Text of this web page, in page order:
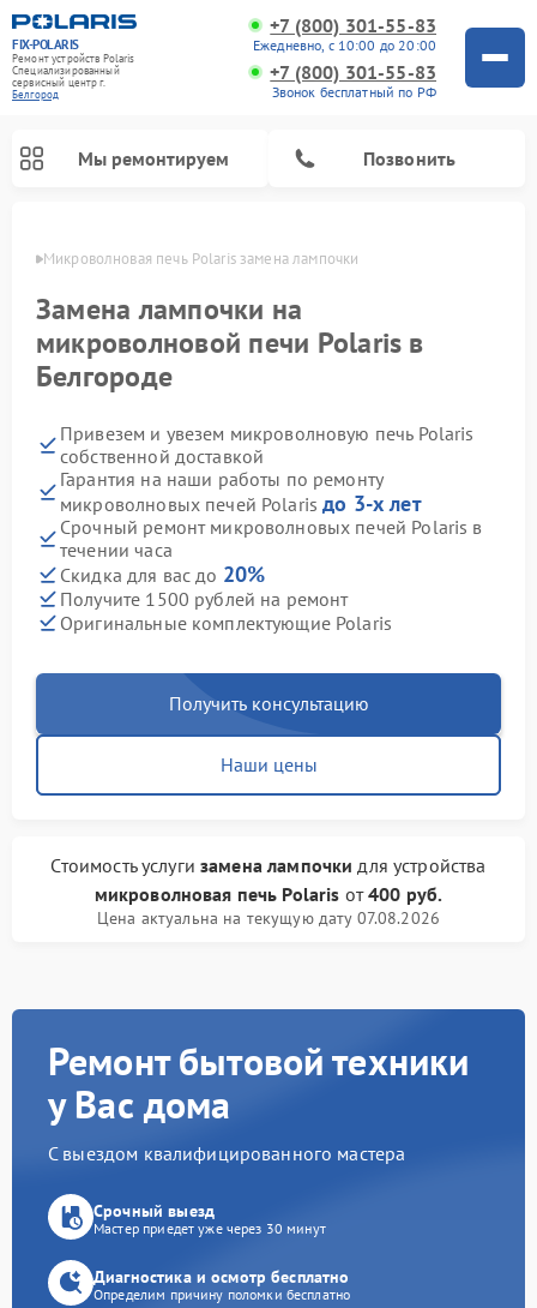
FIX-POLARIS
Ремонт устройств Polaris
Специализированный
cервисный центр г.
Белгород
+7 (800) 301-55-83
Ежедневно, с 10:00 до 20:00
+7 (800) 301-55-83
Звонок бесплатный по РФ
Мы ремонтируем Позвонить
Микроволновая печь Polaris замена лампочки
Замена лампочки на
микроволновой печи Polaris в
Белгороде
Привезем и увезем микроволновую печь Polaris
собственной доставкой
Гарантия на наши работы по ремонту
микроволновых печей Polarisдо 3-х лет
Срочный ремонт микроволновых печей Polaris в
течении часа
Скидка для вас до 20%
Получите 1500 рублей на ремонт
Оригинальные комплектующие Polaris
Получить консультацию
Наши цены
Стоимость услугизамена лампочки для устройства
микроволновая печь Polaris от400 руб.
Цена актуальна на текущую дату 07.08.2026
Ремонт бытовой техники
у Вас дома
С выездом квалифицированного мастера
Срочный выезд
Мастер приедет уже через 30 минут
Диагностика и осмотр бесплатно
Определим причину поломки бесплатно